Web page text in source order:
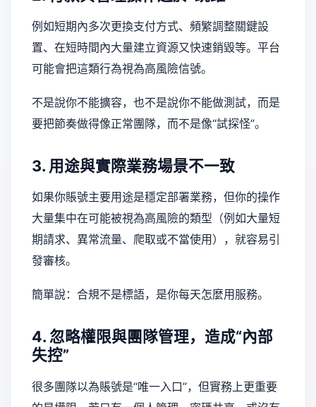
例如短期內多次更換支付方式、頻繁調整關鍵設
置、在短時間內大量建立資源又快速銷毀等。平台
可能會把這類行為視為高風險信號。
不是說你不能擴容，也不是說你不能做測試，而是
要把節奏做得像正常團隊，而不是像“試探怪”。
3. 用途與實際業務場景不一致
如果你賬號主要用途是穩定部署業務，但你的操作
大量集中在可能被視為高風險的類型（例如大量短
期請求、異常流量、爬取或不當使用），就容易引
發審核。
簡單說：合規不是標語，是你每天怎麼用服務。
4. 忽略權限與團隊管理，造成“內部
失控”
很多團隊以為賬號是“唯一入口”，但實務上更重要